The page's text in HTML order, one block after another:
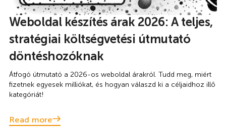
Weboldal készítés árak 2026: A teljes,
stratégiai költségvetési útmutató
döntéshozóknak
Átfogó útmutató a 2026-os weboldal árakról. Tudd meg, miért
fizetnek egyesek milliókat, és hogyan válaszd ki a céljaidhoz illő
kategóriát!
Read more